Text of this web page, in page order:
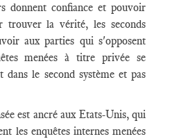
donnent confiance et pouvoir
trouver la vérité, les seconds
aux parties qui s'opposent
menées à titre privée se
dans le second système et pas
est ancré aux Etats-Unis, qui
les enquêtes internes menées